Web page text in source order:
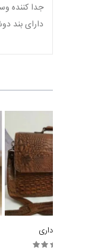
جدا کننده
دارای بند
کیف اداری